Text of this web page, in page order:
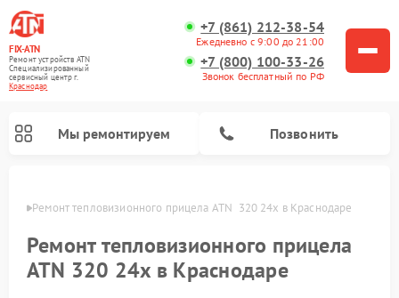
FIX-ATN
Ремонт устройств ATN
Специализированный
cервисный центр г.
Краснодар
+7 (861) 212-38-54
Ежедневно с 9:00 до 21:00
+7 (800) 100-33-26
Звонок бесплатный по РФ
Мы ремонтируем Позвонить
Ремонт тепловизионного прицела ATN  320 24x в Краснодаре
Ремонт тепловизионного прицела
ATN 320 24x в Краснодаре